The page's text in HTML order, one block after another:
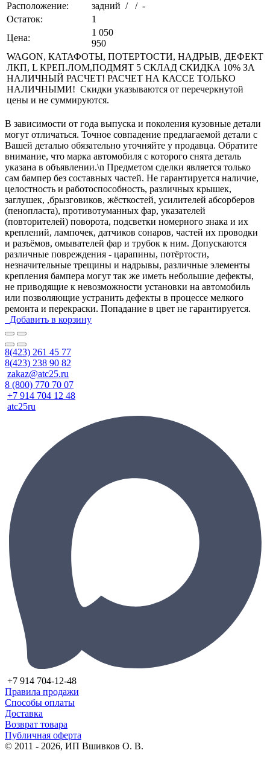
Расположение:
задний / / -
Остаток:
1
Цена:
1 050
950
WAGON, КАТАФОТЫ, ПОТЕРТОСТИ, НАДРЫВ, ДЕФЕКТ
ЛКП, L КРЕП.ЛОМ,ПОДМЯТ 5 СКЛАД СКИДКА 10% ЗА
НАЛИЧНЫЙ РАСЧЕТ! РАСЧЕТ НА КАССЕ ТОЛЬКО
НАЛИЧНЫМИ! Скидки указываются от перечеркнутой
цены и не суммируются.
В зависимости от года выпуска и поколения кузовные детали
могут отличаться. Точное совпадение предлагаемой детали с
Вашей деталью обязательно уточняйте у продавца. Обратите
внимание, что марка автомобиля с которого снята деталь
указана в объявлении.\n Предметом сделки является только
сам бампер без составных частей. Не гарантируется наличие,
целостность и работоспособность, различных крышек,
заглушек, ,брызговиков, жёсткостей, усилителей абсорберов
(пенопласта), противотуманных фар, указателей
(повторителей) поворота, подсветки номерного знака и их
креплений, лампочек, датчиков сонаров, частей их проводки
и разъёмов, омывателей фар и трубок к ним. Допускаются
различные повреждения - царапины, потёртости,
незначительные трещины и надрывы, различные элементы
крепления бампера могут так же иметь небольшие дефекты,
не приводящие к невозможности установки на автомобиль
или позволяющие устранить дефекты в процессе мелкого
ремонта и перекраски. Попадание в цвет не гарантируется.
Добавить в корзину
8(423) 261 45 77
8(423) 238 90 82
zakaz@atc25.ru
8 (800) 770 70 07
+7 914 704 12 48
atc25ru
+7 914 704-12-48
Правила продажи
Способы оплаты
Доставка
Возврат товара
Публичная оферта
© 2011 - 2026, ИП Вшивков О. В.